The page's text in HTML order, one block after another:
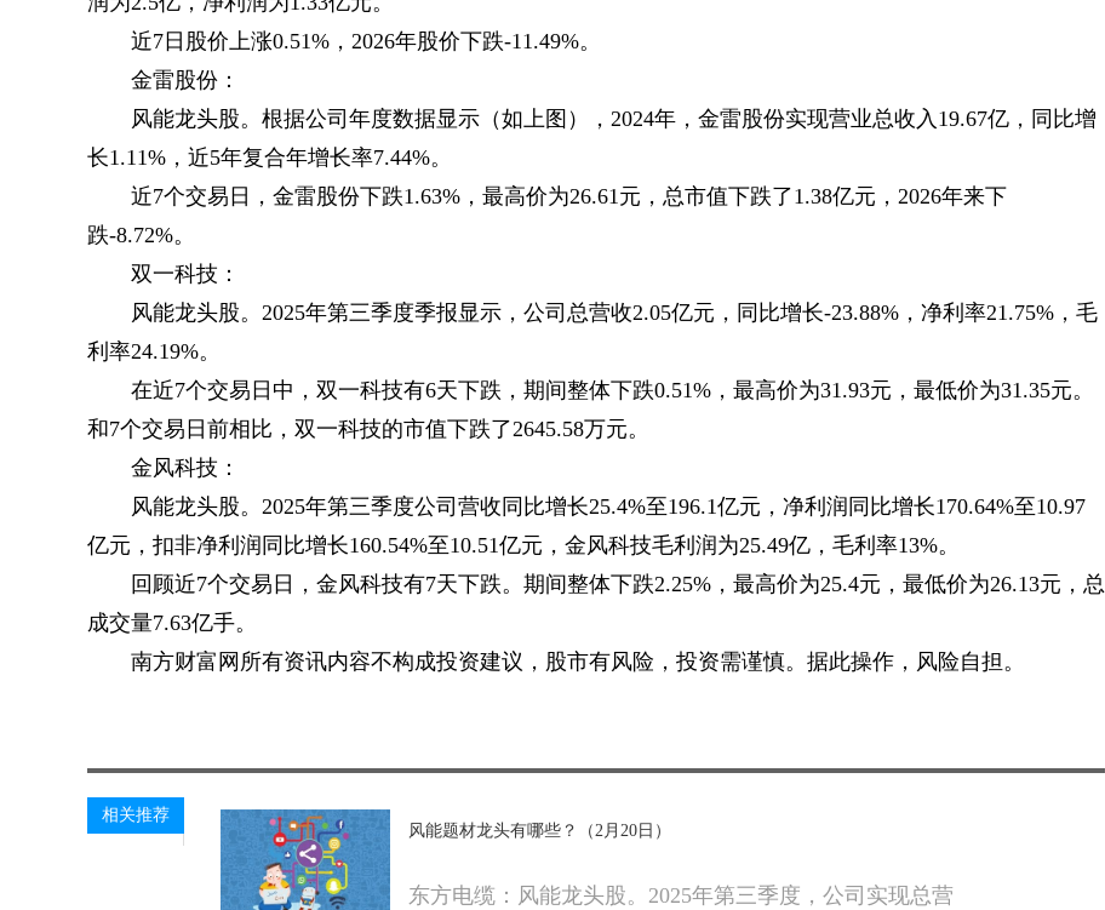
近7日股价上涨0.51%，2026年股价下跌-11.49%。
金雷股份：
风能龙头股。根据公司年度数据显示（如上图），2024年，金雷股份实现营业总收入19.67亿，同比增
长1.11%，近5年复合年增长率7.44%。
近7个交易日，金雷股份下跌1.63%，最高价为26.61元，总市值下跌了1.38亿元，2026年来下
跌-8.72%。
双一科技：
风能龙头股。2025年第三季度季报显示，公司总营收2.05亿元，同比增长-23.88%，净利率21.75%，毛
利率24.19%。
在近7个交易日中，双一科技有6天下跌，期间整体下跌0.51%，最高价为31.93元，最低价为31.35元。
和7个交易日前相比，双一科技的市值下跌了2645.58万元。
金风科技：
风能龙头股。2025年第三季度公司营收同比增长25.4%至196.1亿元，净利润同比增长170.64%至10.97
亿元，扣非净利润同比增长160.54%至10.51亿元，金风科技毛利润为25.49亿，毛利率13%。
回顾近7个交易日，金风科技有7天下跌。期间整体下跌2.25%，最高价为25.4元，最低价为26.13元，总
成交量7.63亿手。
南方财富网所有资讯内容不构成投资建议，股市有风险，投资需谨慎。据此操作，风险自担。
相关推荐
风能题材龙头有哪些？（2月20日）
东方电缆：风能龙头股。2025年第三季度，公司实现总营